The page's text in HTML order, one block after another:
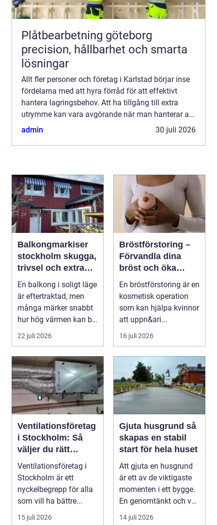
Plåtbearbetning göteborg
precision, hållbarhet och smarta
lösningar
Allt fler personer och företag i Karlstad börjar inse
fördelarna med att hyra förråd för att effektivt
hantera lagringsbehov. Att ha tillgång till extra
utrymme kan vara avgörande när man hanterar allt
f...
admin 30 juli 2026
Balkongmarkiser
stockholm skugga,
trivsel och extra
rum utomhus
En balkong i soligt läge
är eftertraktad, men
många märker snabbt
hur hög värmen kan bli
under somma...
22 juli 2026
Bröstförstoring –
Förvandla dina
bröst och öka
självförtroendet
En bröstförstoring är en
kosmetisk operation
som kan hjälpa kvinnor
att uppn&ari...
16 juli 2026
Ventilationsföretag
i Stockholm: Så
väljer du rätt
expert på frisk luft
Ventilationsföretag i
Stockholm är ett
nyckelbegrepp för alla
som vill ha bättre...
15 juli 2026
Gjuta husgrund så
skapas en stabil
start för hela huset
Att gjuta en husgrund
är ett av de viktigaste
momenten i ett bygge.
En genomtänkt och väl
utförd gru...
14 juli 2026